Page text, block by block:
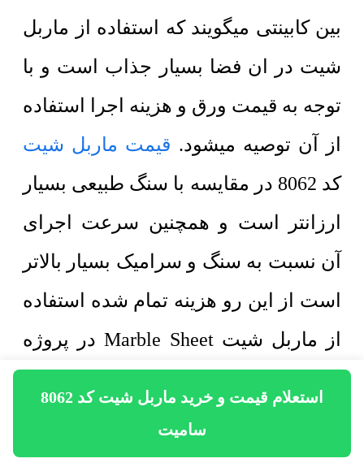
استعلام قیمت و خرید ماربل شیت کد 8062
سامیت
بین کابینتی میگویند که استفاده از ماربل
شیت در ان فضا بسیار جذاب است و با
توجه به قیمت ورق و هزینه اجرا استفاده
از آن توصیه میشود. قیمت ماربل شیت
کد 8062 در مقایسه با سنگ طبیعی بسیار
ارزانتر است و همچنین سرعت اجرای
آن نسبت به سنگ و سرامیک بسیار بالاتر
است از این رو هزینه تمام شده استفاده
از ماربل شیت Marble Sheet در پروژه
از چهار لایه مختلف به ترتیب زیر تشکیل